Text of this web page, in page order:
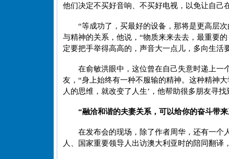
他们决定不买好音响、不买好电视，以免让自己
“等成功了，买最好的设备，那将是更高层
与精神的关系，他说，“物质来来去去，最重要
定要把手举得高高的，声音大一点儿，多向生活
在俞敏洪眼中，这位曾在自己失意时递上一
友，“身上始终有一种不服输的精神。这种精神
人的思维，就改变了人生’，他帮助很多朋友寻
“融洽和谐的夫妻关系，可以给你的奋斗带
在发布会的现场，除了作者周华，还有一个
人、国家重要领导人出访澳大利亚时的陪同翻译